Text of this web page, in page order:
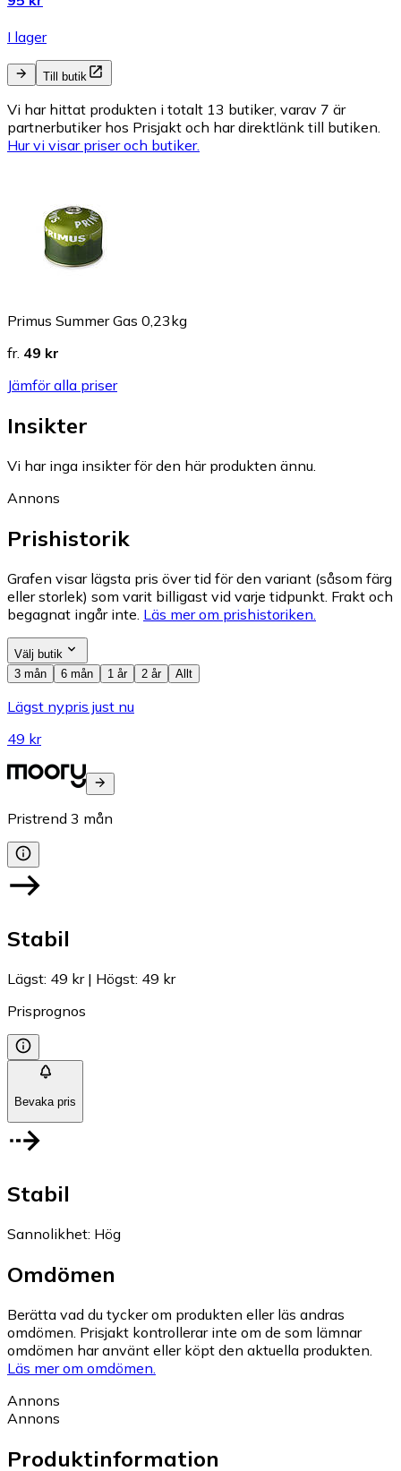
I lager
Till butik
Vi har hittat produkten i totalt 13 butiker, varav 7 är
partnerbutiker hos Prisjakt och har direktlänk till butiken.
Hur vi visar priser och butiker.
Primus Summer Gas 0,23kg
fr. 49 kr
Jämför alla priser
Insikter
Vi har inga insikter för den här produkten ännu.
Annons
Prishistorik
Grafen visar lägsta pris över tid för den variant (såsom färg
eller storlek) som varit billigast vid varje tidpunkt. Frakt och
begagnat ingår inte. Läs mer om prishistoriken.
Välj butik
3 mån
6 mån 1 år 2 år Allt
Lägst nypris just nu
49 kr
Pristrend 3 mån
Stabil
Lägst: 49 kr| Högst: 49 kr
Prisprognos
Bevaka pris
Stabil
Sannolikhet: Hög
Omdömen
Berätta vad du tycker om produkten eller läs andras
omdömen. Prisjakt kontrollerar inte om de som lämnar
omdömen har använt eller köpt den aktuella produkten.
Läs mer om omdömen.
Annons
Annons
Produktinformation